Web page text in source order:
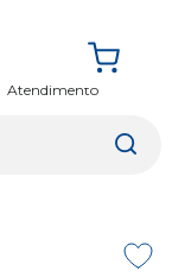
Atendimento